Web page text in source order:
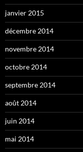
janvier 2015
décembre 2014
novembre 2014
octobre 2014
septembre 2014
août 2014
juin 2014
mai 2014